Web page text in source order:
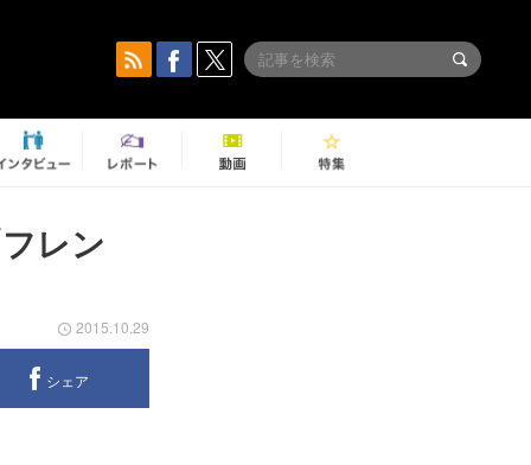
レン
2015.10.29
シェア